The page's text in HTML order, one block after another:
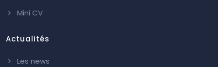
Mini CV
Actualités
Les news